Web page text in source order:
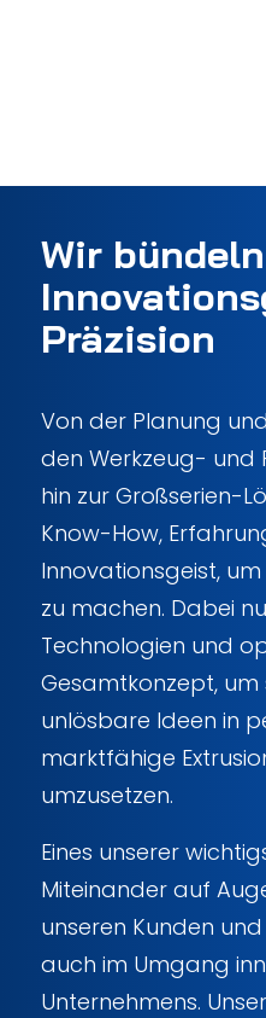
Wir
Präzision
Von der Planung
den Werkzeug-
hin zur Großserien-
Know-How,
Innovationsgeist,
zu machen. Dabei
Technologien und
Gesamtkonzept,
unlösbare Ideen in
marktfähige
umzusetzen.
Eines unserer
Miteinander auf
unseren Kunden
auch im Umgang
Unternehmens.